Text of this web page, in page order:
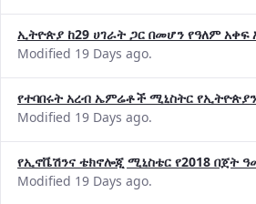
ኢትዮጵያ ከ29 ሀገራት ጋር በመሆን የዓለም
Modified 19 Days ago.
የተባበሩት አረብ ኤምሬቶች ሚኒስትር
Modified 19 Days ago.
የኢኖቬሽንና ቴክኖሎጂ ሚኒስቴር የ2018 በጀት
Modified 19 Days ago.